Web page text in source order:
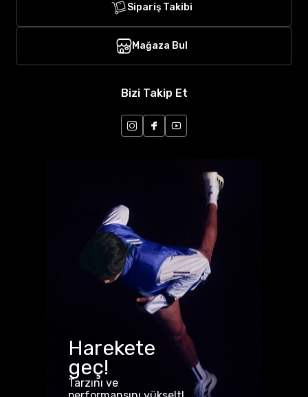
Sipariş Takibi
Mağaza Bul
Bizi Takip Et
Harekete
geç!
Tarzını ve